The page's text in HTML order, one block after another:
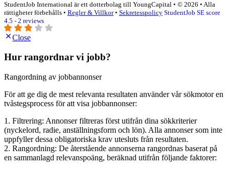
StudentJob International är ett dotterbolag till YoungCapital • © 2026 • Alla
rättigheter förbehålls • Regler & Villkor• Sekretesspolicy StudentJob SE score
4.5 - 2 reviews
Close
Hur rangordnar vi jobb?
Rangordning av jobbannonser
För att ge dig de mest relevanta resultaten använder vår sökmotor en
tvåstegsprocess för att visa jobbannonser:
1. Filtrering: Annonser filtreras först utifrån dina sökkriterier
(nyckelord, radie, anställningsform och lön). Alla annonser som inte
uppfyller dessa obligatoriska krav utesluts från resultaten.
2. Rangordning: De återstående annonserna rangordnas baserat på
en sammanlagd relevanspoäng, beräknad utifrån följande faktorer: